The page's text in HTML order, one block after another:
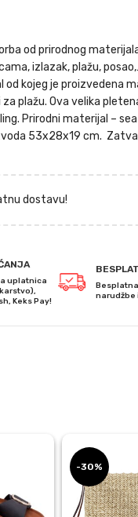
od prirodnog
izlazak, plažu,
kojeg je proizvedena
plažu. Ova velika
Prirodni materijal – sea
53x28x19 cm.
dostavu!
uplatnica
Keks Pay!
narudžbe
-30%